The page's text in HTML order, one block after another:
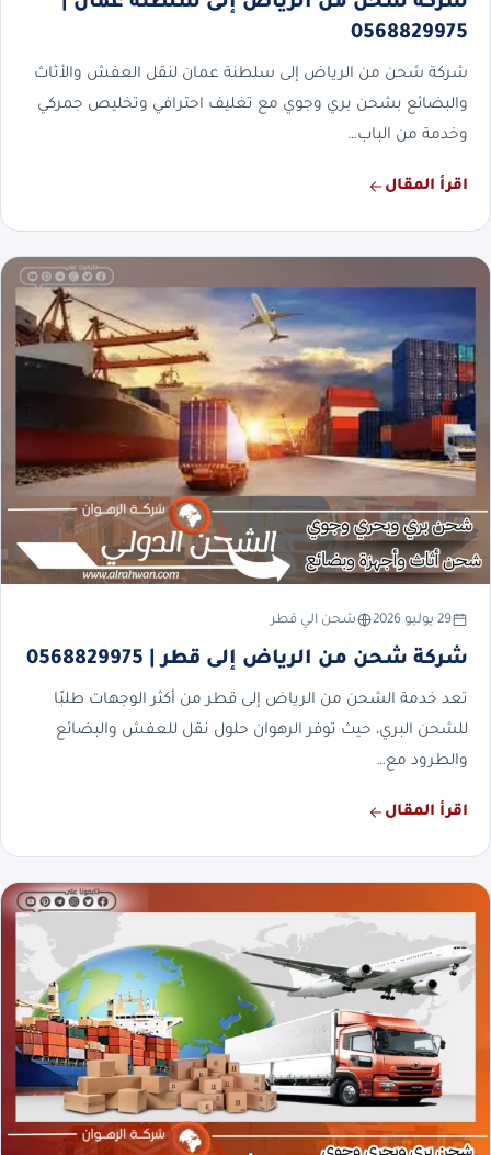
0568829975
شركة شحن من الرياض إلى سلطنة عمان لنقل العفش والأثاث
والبضائع بشحن بري وجوي مع تغليف احترافي وتخليص جمركي
وخدمة من الباب…
اقرأ المقال
29 يوليو 2026 شحن الي قطر
شركة شحن من الرياض إلى قطر | 0568829975
تعد خدمة الشحن من الرياض إلى قطر من أكثر الوجهات طلبًا
للشحن البري، حيث توفر الرهوان حلول نقل للعفش والبضائع
والطرود مع…
اقرأ المقال